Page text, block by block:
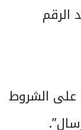
الرقم
على الشروط